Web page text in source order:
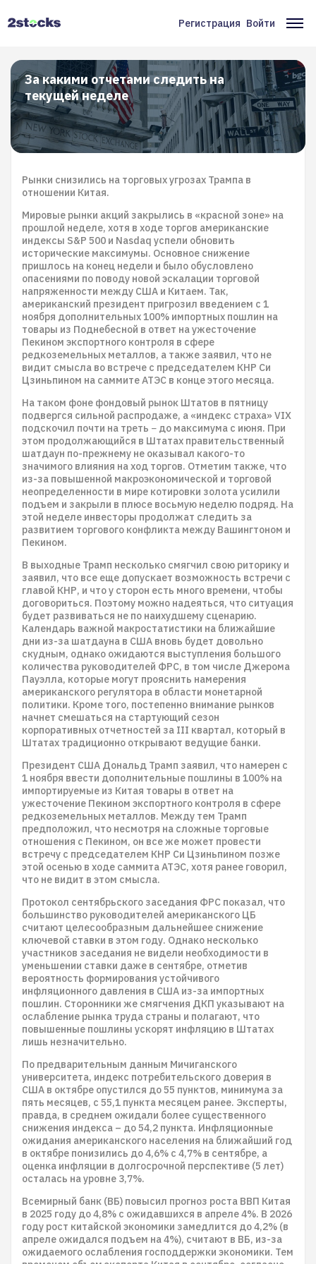
Меню
учётной
записи
пользователя
Регистрация Войти
За какими отчетами следить на
текущей неделе
Рынки снизились на торговых угрозах Трампа в
отношении Китая.
Мировые рынки акций закрылись в «красной зоне» на
прошлой неделе, хотя в ходе торгов американские
индексы S&P 500 и Nasdaq успели обновить
исторические максимумы. Основное снижение
пришлось на конец недели и было обусловлено
опасениями по поводу новой эскалации торговой
напряженности между США и Китаем. Так,
американский президент пригрозил введением с 1
ноября дополнительных 100% импортных пошлин на
товары из Поднебесной в ответ на ужесточение
Пекином экспортного контроля в сфере
редкоземельных металлов, а также заявил, что не
видит смысла во встрече с председателем КНР Си
Цзиньпином на саммите АТЭС в конце этого месяца.
На таком фоне фондовый рынок Штатов в пятницу
подвергся сильной распродаже, а «индекс страха» VIX
подскочил почти на треть − до максимума с июня. При
этом продолжающийся в Штатах правительственный
шатдаун по-прежнему не оказывал какого-то
значимого влияния на ход торгов. Отметим также, что
из-за повышенной макроэкономической и торговой
неопределенности в мире котировки золота усилили
подъем и закрыли в плюсе восьмую неделю подряд. На
этой неделе инвесторы продолжат следить за
развитием торгового конфликта между Вашингтоном и
Пекином.
В выходные Трамп несколько смягчил свою риторику и
заявил, что все еще допускает возможность встречи с
главой КНР, и что у сторон есть много времени, чтобы
договориться. Поэтому можно надеяться, что ситуация
будет развиваться не по наихудшему сценарию.
Календарь важной макростатистики на ближайшие
дни из-за шатдауна в США вновь будет довольно
скудным, однако ожидаются выступления большого
количества руководителей ФРС, в том числе Джерома
Пауэлла, которые могут прояснить намерения
американского регулятора в области монетарной
политики. Кроме того, постепенно внимание рынков
начнет смешаться на стартующий сезон
корпоративных отчетностей за III квартал, который в
Штатах традиционно открывают ведущие банки.
Президент США Дональд Трамп заявил, что намерен с
1 ноября ввести дополнительные пошлины в 100% на
импортируемые из Китая товары в ответ на
ужесточение Пекином экспортного контроля в сфере
редкоземельных металлов. Между тем Трамп
предположил, что несмотря на сложные торговые
отношения с Пекином, он все же может провести
встречу с председателем КНР Си Цзиньпином позже
этой осенью в ходе саммита АТЭС, хотя ранее говорил,
что не видит в этом смысла.
Протокол сентябрьского заседания ФРС показал, что
большинство руководителей американского ЦБ
считают целесообразным дальнейшее снижение
ключевой ставки в этом году. Однако несколько
участников заседания не видели необходимости в
уменьшении ставки даже в сентябре, отметив
вероятность формирования устойчивого
инфляционного давления в США из-за импортных
пошлин. Сторонники же смягчения ДКП указывают на
ослабление рынка труда страны и полагают, что
повышенные пошлины ускорят инфляцию в Штатах
лишь незначительно.
По предварительным данным Мичиганского
университета, индекс потребительского доверия в
США в октябре опустился до 55 пунктов, минимума за
пять месяцев, с 55,1 пункта месяцем ранее. Эксперты,
правда, в среднем ожидали более существенного
снижения индекса – до 54,2 пункта. Инфляционные
ожидания американского населения на ближайший год
в октябре понизились до 4,6% с 4,7% в сентябре, а
оценка инфляции в долгосрочной перспективе (5 лет)
осталась на уровне 3,7%.
Всемирный банк (ВБ) повысил прогноз роста ВВП Китая
в 2025 году до 4,8% с ожидавшихся в апреле 4%. В 2026
году рост китайской экономики замедлится до 4,2% (в
апреле ожидался подъем на 4%), считают в ВБ, из-за
ожидаемого ослабления господдержки экономики. Тем